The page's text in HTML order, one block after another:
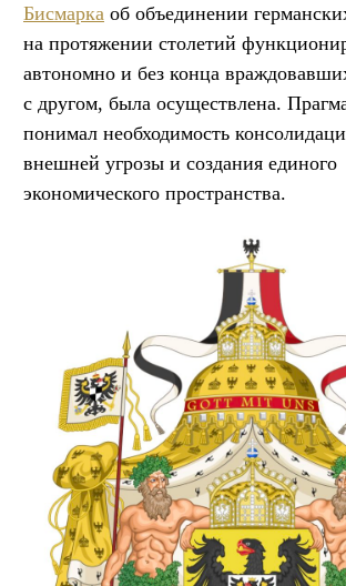
Бисмарка об объединении
на протяжении столетий
автономно и без конца
с другом, была осуществлена.
понимал необходимость
внешней угрозы и создания единого
экономического пространства.